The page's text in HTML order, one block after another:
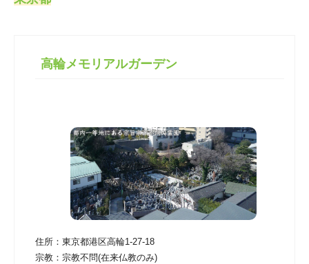
高輪メモリアルガーデン
住所： 東京都港区高輪1-27-18
宗教： 宗教不問(在来仏教のみ)